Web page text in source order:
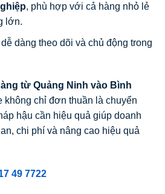
, phù hợp với cả hàng nhỏ lẻ
lớn.
dễ dàng theo dõi và chủ động trong
từ Quảng Ninh vào Bình
không chỉ đơn thuần là chuyển
hậu cần hiệu quả giúp doanh
chi phí và nâng cao hiệu quả
49 7722